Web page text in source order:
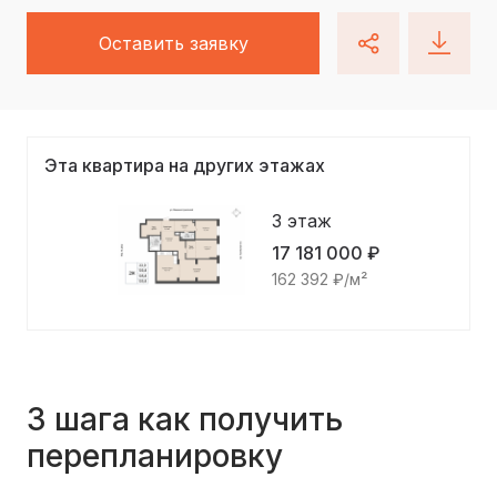
Оставить заявку
Эта квартира на других этажах
3 этаж
17 181 000 ₽
162 392 ₽/м²
3 шага как получить
перепланировку